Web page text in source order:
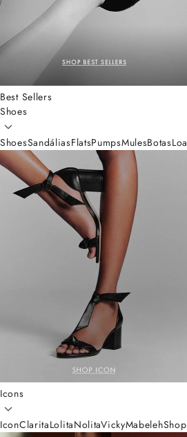
Best Sellers
Shoes
ShoesSandáliasFlatsPumpsMulesBotas
Icons
IconClaritaLolitaNolitaVickyMabeleh